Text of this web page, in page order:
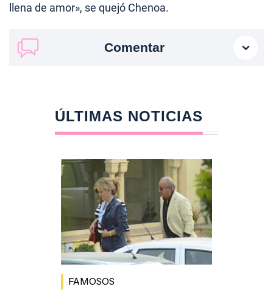
llena de amor», se quejó Chenoa.
Comentar
ÚLTIMAS NOTICIAS
FAMOSOS